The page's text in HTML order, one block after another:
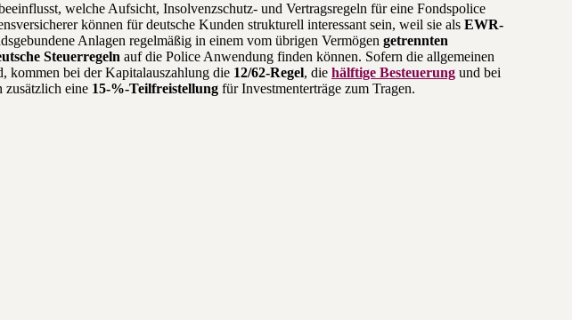
welche Aufsicht, Insolvenzschutz- und Vertragsregeln für eine Fondspolice
können für deutsche Kunden strukturell interessant sein, weil sie als EWR-
Anlagen regelmäßig in einem vom übrigen Vermögen getrennten
Steuerregeln auf die Police Anwendung finden können. Sofern die allgemeinen
kommen bei der Kapitalauszahlung die 12/62-Regel, die hälftige Besteuerung und bei
zusätzlich eine 15-%-Teilfreistellung für Investmenterträge zum Tragen.